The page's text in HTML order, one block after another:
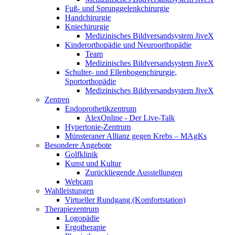
Fuß- und Sprunggelenkchirurgie
Handchirurgie
Kniechirurgie
Medizinisches Bildversandsystem JiveX
Kinderorthopädie und Neuroorthopädie
Team
Medizinisches Bildversandsystem JiveX
Schulter- und Ellenbogenchirurgie,
Sportorthopädie
Medizinisches Bildversandsystem JiveX
Zentren
Endoprothetikzentrum
AlexOnline - Der Live-Talk
Hypertonie-Zentrum
Münsteraner Allianz gegen Krebs – MAgKs
Besondere Angebote
Golfklinik
Kunst und Kultur
Zurückliegende Ausstellungen
Webcam
Wahlleistungen
Virtueller Rundgang (Komfortstation)
Therapiezentrum
Logopädie
Ergotherapie